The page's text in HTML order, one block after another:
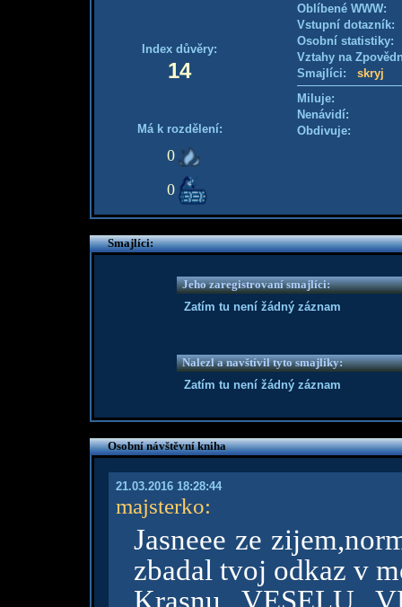
Index důvěry:
14
Má k rozdělení:
0
0
Oblíbené WWW:
Vstupní
Osobní
Vztahy na
Smajlíci: skryj
Miluje:
Nenávidí:
Obdivuje:
Smajlíci:
Jeho zaregistrovaní smajlíci:
Zatím tu není žádný záznam
Nalezl a navštívil tyto smajlíky:
Zatím tu není žádný záznam
Osobní návštěvní kniha
21.03.2016 18:28:44
majsterko:
Jasneee ze
zbadal tvoj odkaz v